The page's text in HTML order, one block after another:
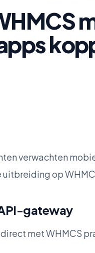
verwachten
uitbreiding op
gateway
met WHMCS